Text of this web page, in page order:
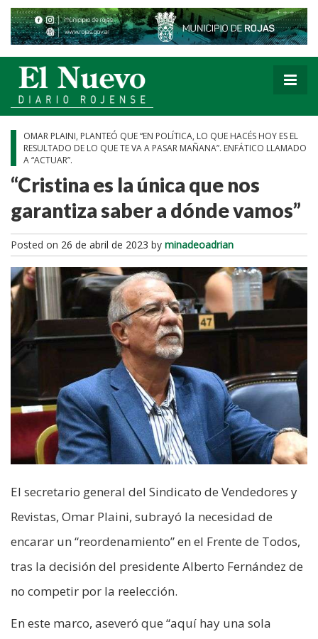
OMAR PLAINI, PLANTEÓ QUE “EN POLÍTICA, LO QUE HACÉS HOY ES EL
RESULTADO DE LO QUE TE VA A PASAR MAÑANA”. ENFÁTICO LLAMADO
A “ACTUAR”.
“Cristina es la única que nos
garantiza saber a dónde vamos”
Posted on 26 de abril de 2023 by minadeoadrian
El secretario general del Sindicato de Vendedores y
Revistas, Omar Plaini, subrayó la necesidad de
encarar un “reordenamiento” en el Frente de Todos,
tras la decisión del presidente Alberto Fernández de
no competir por la reelección.
En este marco, aseveró que “aquí hay una sola